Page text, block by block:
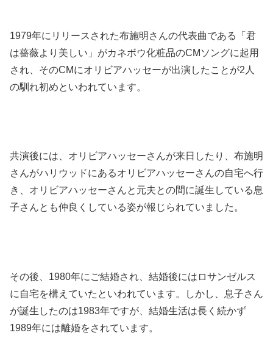
1979年にリリースされた布施明さんの代表曲である「君
は薔薇より美しい」がカネボウ化粧品のCMソングに起用
され、そのCMにオリビアハッセーが出演したことが2人
の馴れ初めといわれています。
共演後には、オリビアハッセーさんが来日したり、布施明
さんがハリウッドにあるオリビアハッセーさんの自宅へ行
き、オリビアハッセーさんと元夫との間に誕生している息
子さんとも仲良くしている姿が報じられていました。
その後、1980年にご結婚され、結婚後にはロサンゼルス
に自宅を構えていたといわれています。しかし、息子さん
が誕生したのは1983年ですが、結婚生活は長く続かず
1989年には離婚をされています。